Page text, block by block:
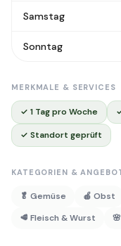
Samstag
Sonntag
MERKMALE & SERVICES
✓ 1 Tag pro Woche
✓ Standort geprüft
KATEGORIEN &
🥬 Gemüse 🍎 Obst
🥩 Fleisch & Wurst